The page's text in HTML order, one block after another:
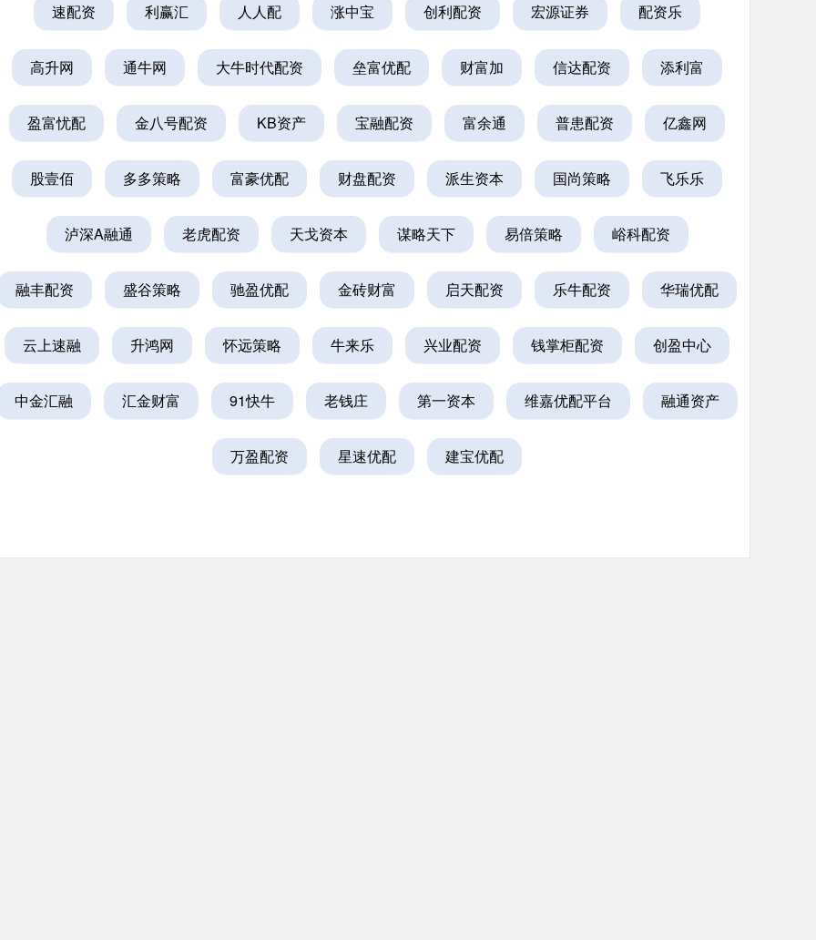
速配资 利赢汇 人人配 涨中宝 创利配资 宏源证券 配资乐
高升网 通牛网 大牛时代配资 垒富优配 财富加 信达配资 添利富
盈富忧配 金八号配资 KB资产 宝融配资 富余通 普患配资 亿鑫网
股壹佰 多多策略 富豪优配 财盘配资 派生资本 国尚策略 飞乐乐
泸深A融通 老虎配资 天戈资本 谋略天下 易倍策略 峪科配资
融丰配资 盛谷策略 驰盈优配 金砖财富 启天配资 乐牛配资 华瑞优配
云上速融 升鸿网 怀远策略 牛来乐 兴业配资 钱掌柜配资 创盈中心
中金汇融 汇金财富 91快牛 老钱庄 第一资本 维嘉优配平台 融通资产
万盈配资 星速优配 建宝优配